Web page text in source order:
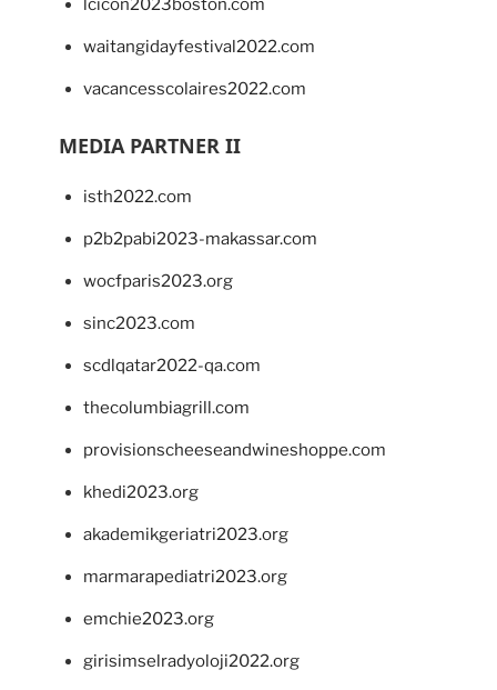
lcicon2023boston.com
waitangidayfestival2022.com
vacancesscolaires2022.com
MEDIA PARTNER II
isth2022.com
p2b2pabi2023-makassar.com
wocfparis2023.org
sinc2023.com
scdlqatar2022-qa.com
thecolumbiagrill.com
provisionscheeseandwineshoppe.com
khedi2023.org
akademikgeriatri2023.org
marmarapediatri2023.org
emchie2023.org
girisimselradyoloji2022.org